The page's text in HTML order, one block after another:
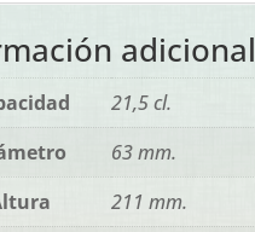
adicional
21,5 cl.
63 mm.
211 mm.